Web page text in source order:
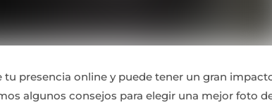
presencia online y puede tener un gran
algunos consejos para elegir una mejor foto